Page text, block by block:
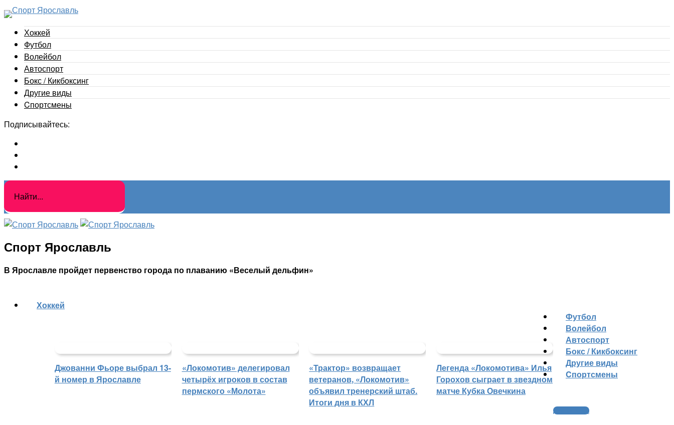
Хоккей
Футбол
Волейбол
Автоспорт
Бокс / Кикбоксинг
Другие виды
Cпортсмены
Подписывайтесь:
Спорт Ярославль
В Ярославле пройдет первенство города по плаванию «Веселый дельфин»
Хоккей
Джованни Фьоре выбрал 13-
й номер в Ярославле
«Локомотив» делегировал
четырёх игроков в состав
пермского «Молота»
«Трактор» возвращает
ветеранов, «Локомотив»
объявил тренерский штаб.
Итоги дня в КХЛ
Легенда «Локомотива» Илья
Горохов сыграет в звездном
матче Кубка Овечкина
Футбол
Волейбол
Автоспорт
Бокс / Кикбоксинг
Другие виды
Cпортсмены
Другие виды